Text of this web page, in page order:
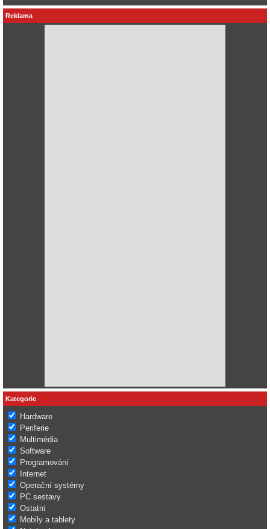
Reklama
Kategorie
Hardware
Periferie
Multimédia
Software
Programování
Internet
Operační systémy
PC sestavy
Ostatní
Mobily a tablety